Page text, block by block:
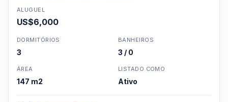
ALUGUEL
US$6,000
DORMITÓRIOS
3
BANHEIROS
3 / 0
ÁREA
147 m2
LISTADO COMO
Ativo